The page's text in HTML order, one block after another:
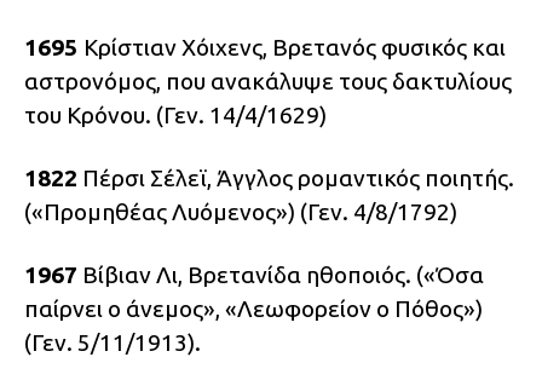
1695 Κρίστιαν Χόιχενς, Βρετανός φυσικός και
αστρονόμος, που ανακάλυψε τους δακτυλίους
του Κρόνου. (Γεν. 14/4/1629)
1822 Πέρσι Σέλεϊ, Άγγλος ρομαντικός ποιητής.
(«Προμηθέας Λυόμενος») (Γεν. 4/8/1792)
1967 Βίβιαν Λι, Βρετανίδα ηθοποιός. («Όσα
παίρνει ο άνεμος», «Λεωφορείον ο Πόθος»)
(Γεν. 5/11/1913).